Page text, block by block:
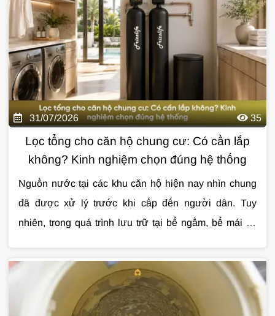
chọn giải pháp xử lý phù hợp.
31/07/2026 35
Lọc tổng cho căn hộ chung cư: Có cần lắp
không? Kinh nghiệm chọn đúng hệ thống
Nguồn nước tại các khu căn hộ hiện nay nhìn chung
đã được xử lý trước khi cấp đến người dân. Tuy
nhiên, trong quá trình lưu trữ tại bể ngầm, bể mái và
bị lẫn cặn, clo dư, mùi khó chịu hoặc kim loại từ
đường ống cũ. Đây là lý do ngày càng nhiều gia đình
quan tâm đếnlọc tổng cho căn hộ chung cưđể
cho căn hộ chung cư, những lợi ích thực tế, cách
lựa chọn hệ thống phù hợp và các lưu ý quan trọng
trước khi lắp đặt qua bài viết dưới đây.